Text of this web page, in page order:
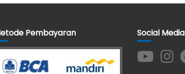
Pembayaran Social Media